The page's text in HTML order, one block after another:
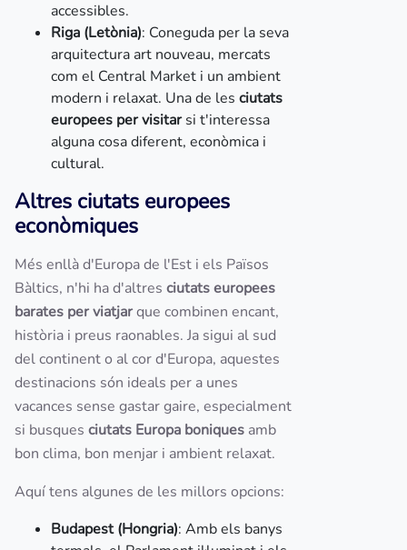
accessibles.
Riga (Letònia): Coneguda per la seva
arquitectura art nouveau, mercats
com el Central Market i un ambient
modern i relaxat. Una de les ciutats
europees per visitarsi t'interessa
alguna cosa diferent, econòmica i
cultural.
Altres ciutats europees
econòmiques
Més enllà d'Europa de l'Est i els Països
Bàltics, n'hi ha d'altres ciutats europees
barates per viatjarque combinen encant,
història i preus raonables. Ja sigui al sud
del continent o al cor d'Europa, aquestes
destinacions són ideals per a unes
vacances sense gastar gaire, especialment
si busques ciutats Europa boniques amb
bon clima, bon menjar i ambient relaxat.
Aquí tens algunes de les millors opcions:
Budapest (Hongria): Amb els banys